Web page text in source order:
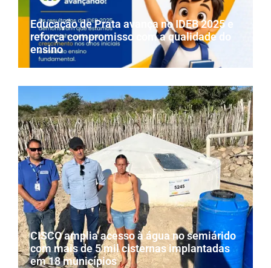
Educação de Prata avança no IDEB 2025 e
reforça compromisso com a qualidade do
ensino
CISCO amplia acesso à água no semiárido
com mais de 5 mil cisternas implantadas
em 18 municípios